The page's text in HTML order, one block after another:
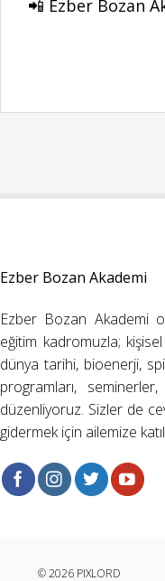
📲 Ezber Bozan
Ezber Bozan Akademi
Ezber Bozan Akademi
eğitim kadromuzla;
dünya tarihi, bioenerji,
programları,
düzenliyoruz. Sizler de
gidermek için ailemize
© 2026 PIXLORD